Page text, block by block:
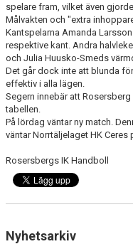
spelare fram, vilket även
Målvakten och "extra
Kantspelarna Amanda
respektive kant. Andra
och Julia Huusko-Smeds
Det går dock inte att blunda
effektiv i alla lägen.
Segern innebär att
tabellen.
På lördag väntar ny match.
väntar Norrtäljelaget HK Ceres
Rosersbergs IK Handboll
Nyhetsarkiv